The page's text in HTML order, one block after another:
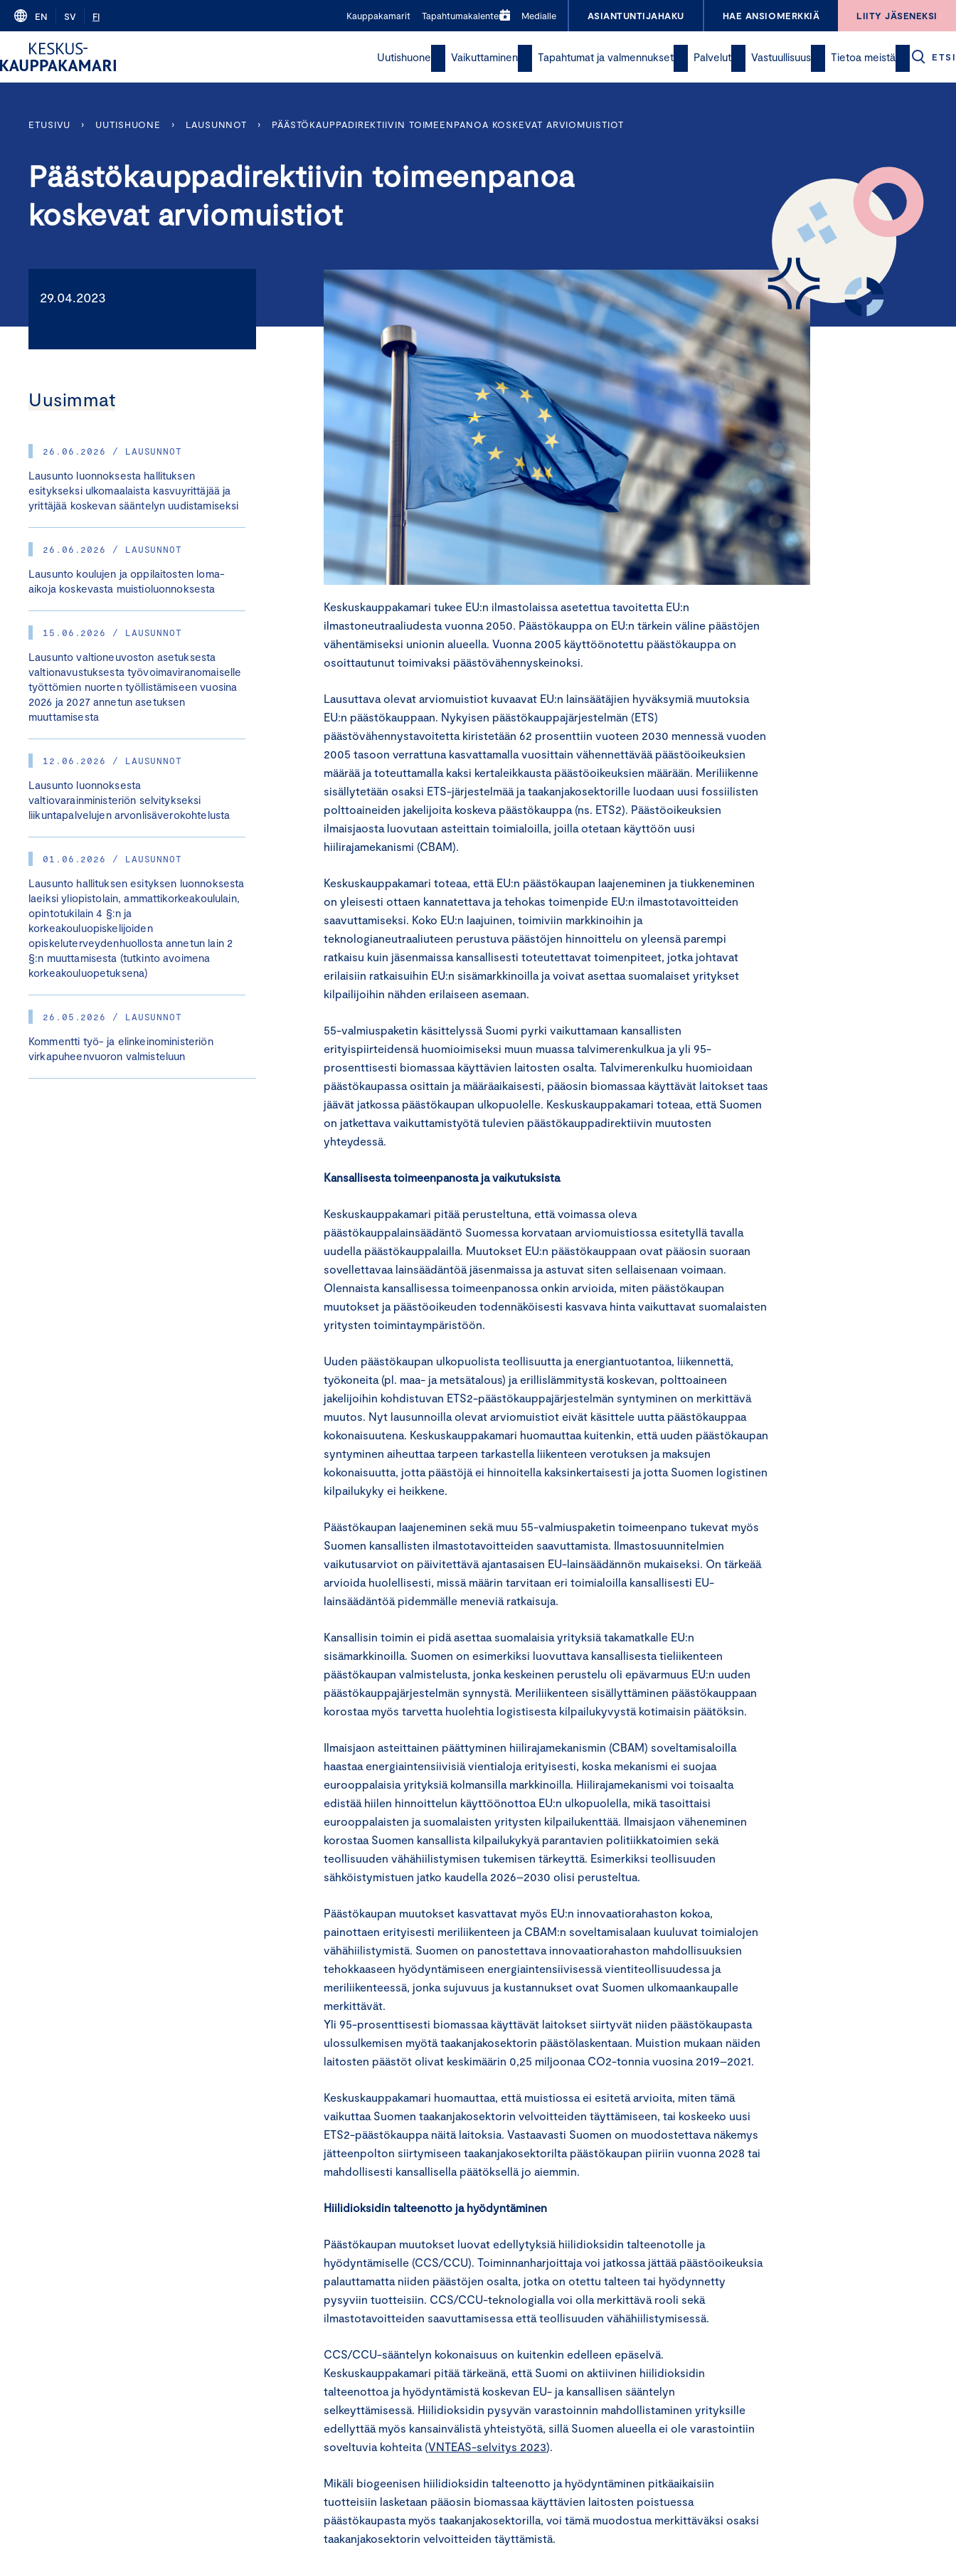
Skip
content
EN SV FI Kauppakamarit Tapahtumakalenteri Medialle ASIANTUNTIJAHAKU HAE ANSIOMERKKIÄ LIITY JÄSENEKSI
Uutishuone Vaikuttaminen Tapahtumat ja valmennukset Palvelut Vastuullisuus Tietoa meistä ETSI
ETUSIVU › UUTISHUONE › LAUSUNNOT › PÄÄSTÖKAUPPADIREKTIIVIN TOIMEENPANOA KOSKEVAT ARVIOMUISTIOT
Päästökauppadirektiivin toimeenpanoa
koskevat arviomuistiot
29.04.2023
Uusimmat
26.06.2026 / LAUSUNNOT
Lausunto luonnoksesta hallituksen
esitykseksi ulkomaalaista kasvuyrittäjää ja
yrittäjää koskevan sääntelyn uudistamiseksi
26.06.2026 / LAUSUNNOT
Lausunto koulujen ja oppilaitosten loma-
aikoja koskevasta muistioluonnoksesta
15.06.2026 / LAUSUNNOT
Lausunto valtioneuvoston asetuksesta
valtionavustuksesta työvoimaviranomaiselle
työttömien nuorten työllistämiseen vuosina
2026 ja 2027 annetun asetuksen
muuttamisesta
12.06.2026 / LAUSUNNOT
Lausunto luonnoksesta
valtiovarainministeriön selvitykseksi
liikuntapalvelujen arvonlisäverokohtelusta
01.06.2026 / LAUSUNNOT
Lausunto hallituksen esityksen luonnoksesta
laeiksi yliopistolain, ammattikorkeakoululain,
opintotukilain 4 §:n ja
korkeakouluopiskelijoiden
opiskeluterveydenhuollosta annetun lain 2
§:n muuttamisesta (tutkinto avoimena
korkeakouluopetuksena)
26.05.2026 / LAUSUNNOT
Kommentti työ- ja elinkeinoministeriön
virkapuheenvuoron valmisteluun
Keskuskauppakamari tukee EU:n ilmastolaissa asetettua tavoitetta EU:n
ilmastoneutraaliudesta vuonna 2050. Päästökauppa on EU:n tärkein väline päästöjen
vähentämiseksi unionin alueella. Vuonna 2005 käyttöönotettu päästökauppa on
osoittautunut toimivaksi päästövähennyskeinoksi.
Lausuttava olevat arviomuistiot kuvaavat EU:n lainsäätäjien hyväksymiä muutoksia
EU:n päästökauppaan. Nykyisen päästökauppajärjestelmän (ETS)
päästövähennystavoitetta kiristetään 62 prosenttiin vuoteen 2030 mennessä vuoden
2005 tasoon verrattuna kasvattamalla vuosittain vähennettävää päästöoikeuksien
määrää ja toteuttamalla kaksi kertaleikkausta päästöoikeuksien määrään. Meriliikenne
sisällytetään osaksi ETS-järjestelmää ja taakanjakosektorille luodaan uusi fossiilisten
polttoaineiden jakelijoita koskeva päästökauppa (ns. ETS2). Päästöoikeuksien
ilmaisjaosta luovutaan asteittain toimialoilla, joilla otetaan käyttöön uusi
hiilirajamekanismi (CBAM).
Keskuskauppakamari toteaa, että EU:n päästökaupan laajeneminen ja tiukkeneminen
on yleisesti ottaen kannatettava ja tehokas toimenpide EU:n ilmastotavoitteiden
saavuttamiseksi. Koko EU:n laajuinen, toimiviin markkinoihin ja
teknologianeutraaliuteen perustuva päästöjen hinnoittelu on yleensä parempi
ratkaisu kuin jäsenmaissa kansallisesti toteutettavat toimenpiteet, jotka johtavat
erilaisiin ratkaisuihin EU:n sisämarkkinoilla ja voivat asettaa suomalaiset yritykset
kilpailijoihin nähden erilaiseen asemaan.
55-valmiuspaketin käsittelyssä Suomi pyrki vaikuttamaan kansallisten
erityispiirteidensä huomioimiseksi muun muassa talvimerenkulkua ja yli 95-
prosenttisesti biomassaa käyttävien laitosten osalta. Talvimerenkulku huomioidaan
päästökaupassa osittain ja määräaikaisesti, pääosin biomassaa käyttävät laitokset taas
jäävät jatkossa päästökaupan ulkopuolelle. Keskuskauppakamari toteaa, että Suomen
on jatkettava vaikuttamistyötä tulevien päästökauppadirektiivin muutosten
yhteydessä.
Kansallisesta toimeenpanosta ja vaikutuksista
Keskuskauppakamari pitää perusteltuna, että voimassa oleva
päästökauppalainsäädäntö Suomessa korvataan arviomuistiossa esitetyllä tavalla
uudella päästökauppalailla. Muutokset EU:n päästökauppaan ovat pääosin suoraan
sovellettavaa lainsäädäntöä jäsenmaissa ja astuvat siten sellaisenaan voimaan.
Olennaista kansallisessa toimeenpanossa onkin arvioida, miten päästökaupan
muutokset ja päästöoikeuden todennäköisesti kasvava hinta vaikuttavat suomalaisten
yritysten toimintaympäristöön.
Uuden päästökaupan ulkopuolista teollisuutta ja energiantuotantoa, liikennettä,
työkoneita (pl. maa- ja metsätalous) ja erillislämmitystä koskevan, polttoaineen
jakelijoihin kohdistuvan ETS2-päästökauppajärjestelmän syntyminen on merkittävä
muutos. Nyt lausunnoilla olevat arviomuistiot eivät käsittele uutta päästökauppaa
kokonaisuutena. Keskuskauppakamari huomauttaa kuitenkin, että uuden päästökaupan
syntyminen aiheuttaa tarpeen tarkastella liikenteen verotuksen ja maksujen
kokonaisuutta, jotta päästöjä ei hinnoitella kaksinkertaisesti ja jotta Suomen logistinen
kilpailukyky ei heikkene.
Päästökaupan laajeneminen sekä muu 55-valmiuspaketin toimeenpano tukevat myös
Suomen kansallisten ilmastotavoitteiden saavuttamista. Ilmastosuunnitelmien
vaikutusarviot on päivitettävä ajantasaisen EU-lainsäädännön mukaiseksi. On tärkeää
arvioida huolellisesti, missä määrin tarvitaan eri toimialoilla kansallisesti EU-
lainsäädäntöä pidemmälle meneviä ratkaisuja.
Kansallisin toimin ei pidä asettaa suomalaisia yrityksiä takamatkalle EU:n
sisämarkkinoilla. Suomen on esimerkiksi luovuttava kansallisesta tieliikenteen
päästökaupan valmistelusta, jonka keskeinen perustelu oli epävarmuus EU:n uuden
päästökauppajärjestelmän synnystä. Meriliikenteen sisällyttäminen päästökauppaan
korostaa myös tarvetta huolehtia logistisesta kilpailukyvystä kotimaisin päätöksin.
Ilmaisjaon asteittainen päättyminen hiilirajamekanismin (CBAM) soveltamisaloilla
haastaa energiaintensiivisiä vientialoja erityisesti, koska mekanismi ei suojaa
eurooppalaisia yrityksiä kolmansilla markkinoilla. Hiilirajamekanismi voi toisaalta
edistää hiilen hinnoittelun käyttöönottoa EU:n ulkopuolella, mikä tasoittaisi
eurooppalaisten ja suomalaisten yritysten kilpailukenttää. Ilmaisjaon väheneminen
korostaa Suomen kansallista kilpailukykyä parantavien politiikkatoimien sekä
teollisuuden vähähiilistymisen tukemisen tärkeyttä. Esimerkiksi teollisuuden
sähköistymistuen jatko kaudella 2026–2030 olisi perusteltua.
Päästökaupan muutokset kasvattavat myös EU:n innovaatiorahaston kokoa,
painottaen erityisesti meriliikenteen ja CBAM:n soveltamisalaan kuuluvat toimialojen
vähähiilistymistä. Suomen on panostettava innovaatiorahaston mahdollisuuksien
tehokkaaseen hyödyntämiseen energiaintensiivisessä vientiteollisuudessa ja
meriliikenteessä, jonka sujuvuus ja kustannukset ovat Suomen ulkomaankaupalle
merkittävät.
Yli 95-prosenttisesti biomassaa käyttävät laitokset siirtyvät niiden päästökaupasta
ulossulkemisen myötä taakanjakosektorin päästölaskentaan. Muistion mukaan näiden
laitosten päästöt olivat keskimäärin 0,25 miljoonaa CO2-tonnia vuosina 2019–2021.
Keskuskauppakamari huomauttaa, että muistiossa ei esitetä arvioita, miten tämä
vaikuttaa Suomen taakanjakosektorin velvoitteiden täyttämiseen, tai koskeeko uusi
ETS2-päästökauppa näitä laitoksia. Vastaavasti Suomen on muodostettava näkemys
jätteenpolton siirtymiseen taakanjakosektorilta päästökaupan piiriin vuonna 2028 tai
mahdollisesti kansallisella päätöksellä jo aiemmin.
Hiilidioksidin talteenotto ja hyödyntäminen
Päästökaupan muutokset luovat edellytyksiä hiilidioksidin talteenotolle ja
hyödyntämiselle (CCS/CCU). Toiminnanharjoittaja voi jatkossa jättää päästöoikeuksia
palauttamatta niiden päästöjen osalta, jotka on otettu talteen tai hyödynnetty
pysyviin tuotteisiin. CCS/CCU-teknologialla voi olla merkittävä rooli sekä
ilmastotavoitteiden saavuttamisessa että teollisuuden vähähiilistymisessä.
CCS/CCU-sääntelyn kokonaisuus on kuitenkin edelleen epäselvä.
Keskuskauppakamari pitää tärkeänä, että Suomi on aktiivinen hiilidioksidin
talteenottoa ja hyödyntämistä koskevan EU- ja kansallisen sääntelyn
selkeyttämisessä. Hiilidioksidin pysyvän varastoinnin mahdollistaminen yrityksille
edellyttää myös kansainvälistä yhteistyötä, sillä Suomen alueella ei ole varastointiin
soveltuvia kohteita (VNTEAS-selvitys 2023).
Mikäli biogeenisen hiilidioksidin talteenotto ja hyödyntäminen pitkäaikaisiin
tuotteisiin lasketaan pääosin biomassaa käyttävien laitosten poistuessa
päästökaupasta myös taakanjakosektorilla, voi tämä muodostua merkittäväksi osaksi
taakanjakosektorin velvoitteiden täyttämistä.